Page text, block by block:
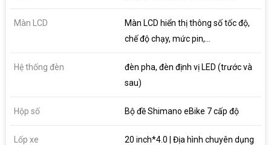
Màn LCD
Màn LCD hiển thị thông số tốc độ,
chế độ chạy, mức pin,...
Hệ thống đèn
đèn pha, đèn định vị LED (trước và
sau)
Hộp số Bộ đề Shimano eBike 7 cấp độ
Lốp xe 20 inch*4.0 | Địa hình chuyên dụng